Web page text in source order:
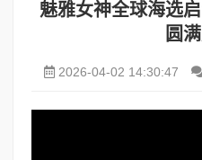
魅雅女神全球海选
圆
2026-04-02 14:30:47